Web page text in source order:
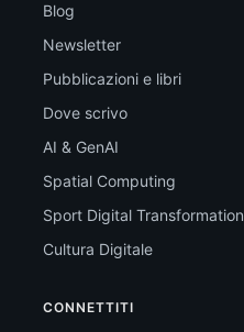
Blog
Newsletter
Pubblicazioni e libri
Dove scrivo
AI & GenAI
Spatial Computing
Sport Digital Transformation
Cultura Digitale
CONNETTITI